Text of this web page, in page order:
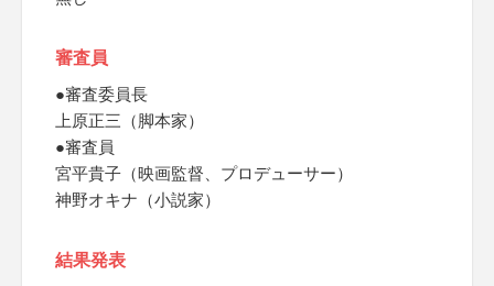
審査員
●審査委員長
上原正三（脚本家）
●審査員
宮平貴子（映画監督、プロデューサー）
神野オキナ（小説家）
結果発表